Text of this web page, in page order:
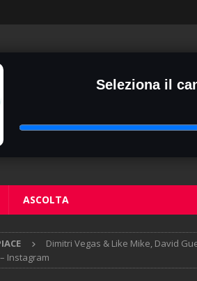
Seleziona il
ASCOLTA
Dimitri Vegas & Like Mike, David
Instagram